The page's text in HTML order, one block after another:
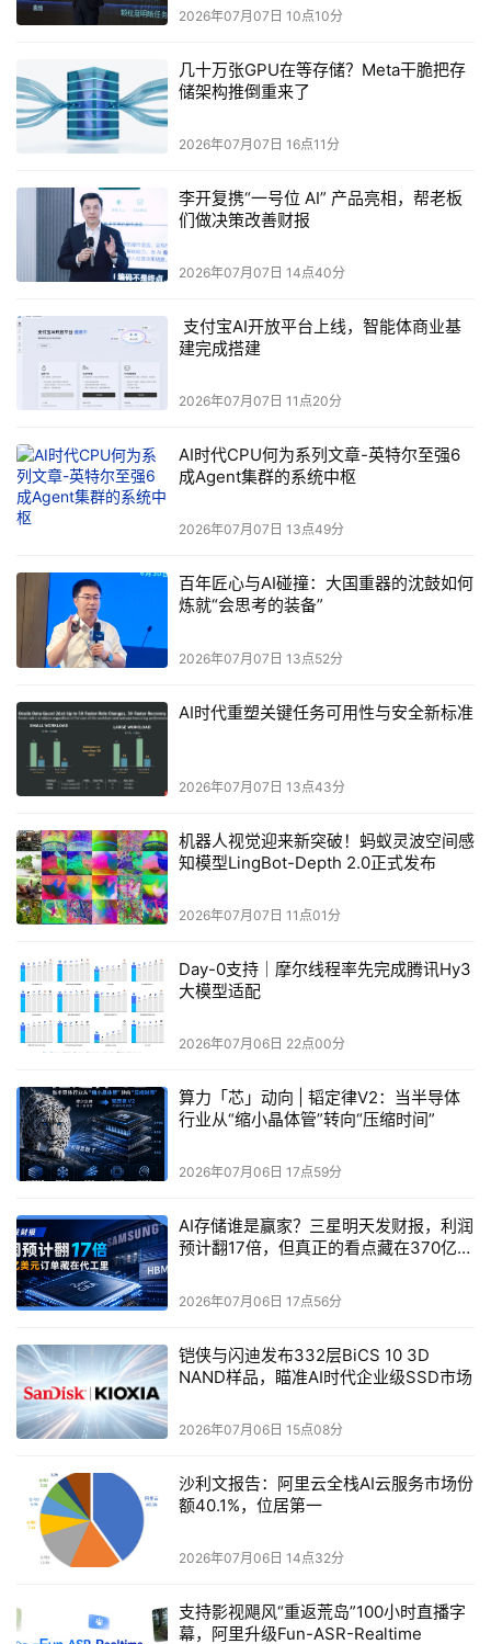
2026年07月07日 10点10分
几十万张GPU在等存储？Meta干脆把存
储架构推倒重来了
2026年07月07日 16点11分
李开复携“一号位 AI” 产品亮相，帮老板
们做决策改善财报
2026年07月07日 14点40分
​ 支付宝AI开放平台上线，智能体商业基
建完成搭建
2026年07月07日 11点20分
AI时代CPU何为系列文章-英特尔至强6
成Agent集群的系统中枢
2026年07月07日 13点49分
百年匠心与AI碰撞：大国重器的沈鼓如何
炼就“会思考的装备”
2026年07月07日 13点52分
AI时代重塑关键任务可用性与安全新标准
2026年07月07日 13点43分
机器人视觉迎来新突破！蚂蚁灵波空间感
知模型LingBot-Depth 2.0正式发布
2026年07月07日 11点01分
Day-0支持｜摩尔线程率先完成腾讯Hy3
大模型适配
2026年07月06日 22点00分
算力「芯」动向 | 韬定律V2：当半导体
行业从“缩小晶体管”转向“压缩时间”
2026年07月06日 17点59分
AI存储谁是赢家？三星明天发财报，利润
预计翻17倍，但真正的看点藏在370亿美
2026年07月06日 17点56分
铠侠与闪迪发布332层BiCS 10 3D
NAND样品，瞄准AI时代企业级SSD市场
2026年07月06日 15点08分
沙利文报告：阿里云全栈AI云服务市场份
额40.1%，位居第一
2026年07月06日 14点32分
支持影视飓风“重返荒岛”100小时直播字
幕，阿里升级Fun-ASR-Realtime